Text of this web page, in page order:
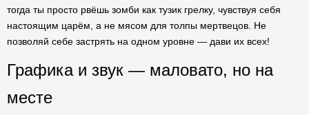
тогда ты просто рвёшь зомби как тузик грелку, чувствуя себя
настоящим царём, а не мясом для толпы мертвецов. Не
позволяй себе застрять на одном уровне — дави их всех!
Графика и звук — маловато, но на
месте